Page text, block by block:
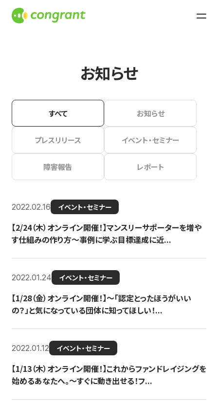
お知らせ
すべて お知らせ
プレスリリース イベント・セミナー
障害報告 レポート
2022.02.16 イベント・セミナー
【2/24（木）オンライン開催！】マンスリーサポーターを増や
す仕組みの作り方〜事例に学ぶ目標達成に近...
2022.01.24 イベント・セミナー
【1/28（金）オンライン開催！】〜「認定とったほうがいい
の？」と気になっている団体に知ってほしい！...
2022.01.12 イベント・セミナー
【1/13（木）オンライン開催！】これからファンドレイジングを
始めるあなたへ。〜すぐに動き出せる！フ...